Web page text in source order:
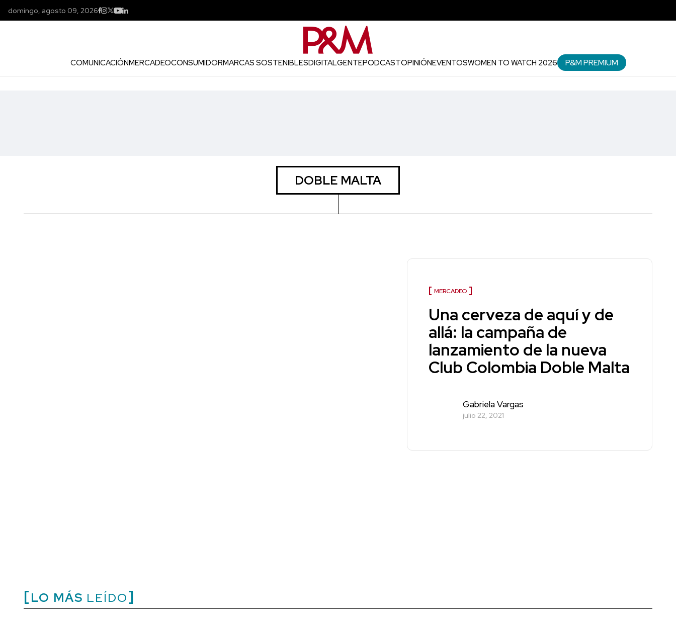
domingo, agosto 09, 2026
COMUNICACIÓNMERCADEOCONSUMIDORMARCAS SOSTENIBLESDIGITALGENTEPODCASTOPINIÓNEVENTOSWOMEN TO WATCH 2026 P&M PREMIUM
DOBLE MALTA
MERCADEO
Una cerveza de aquí y de
allá: la campaña de
lanzamiento de la nueva
Club Colombia Doble Malta
Gabriela Vargas
julio 22, 2021
LO MÁS LEÍDO